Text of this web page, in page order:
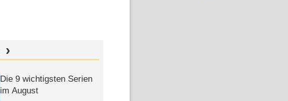
Die 9 wichtigsten Serien
im August